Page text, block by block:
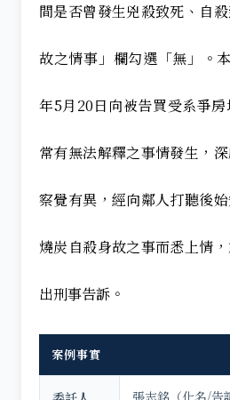
間是否曾發生兇殺致死、自
故之情事」欄勾選「無」。
年5月20日向被告買受系爭
常有無法解釋之事情發生，
察覺有異，經向鄰人打聽後
燒炭自殺身故之事而悉上情
出刑事告訴。
案例事實
張志銘（化名/告